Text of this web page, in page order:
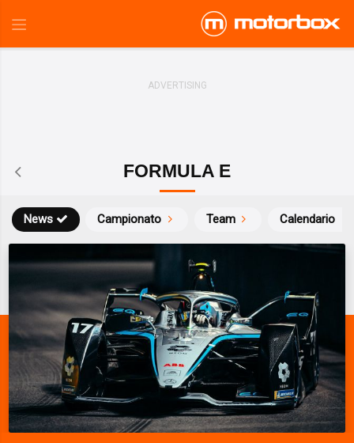
FORMULA E
News Campionato Team Calendario